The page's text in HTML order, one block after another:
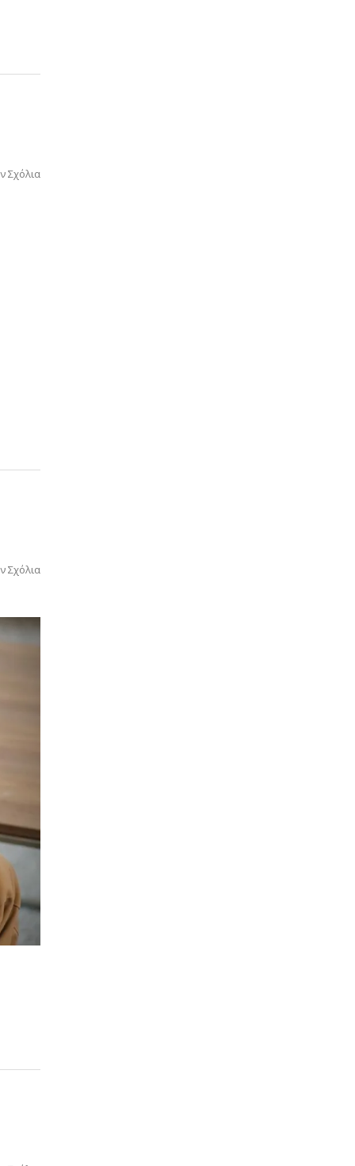
Σχόλια
Σχόλια